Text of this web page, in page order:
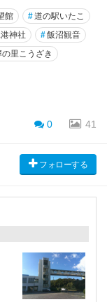
館 #道の駅いたこ
神社 #飯沼観音
里こうざき
0 41
フォローする